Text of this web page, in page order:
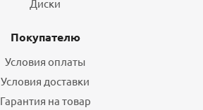
Диски
Покупателю
Условия оплаты
Условия доставки
Гарантия на товар